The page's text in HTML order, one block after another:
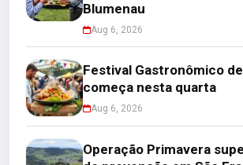
Blumenau
Aug 6, 2026
Festival Gastronômico
começa nesta quarta
Aug 6, 2026
Operação Primavera